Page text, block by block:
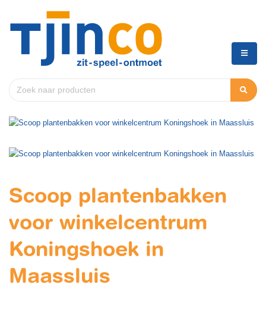
Scoop plantenbakken
voor winkelcentrum
Koningshoek in
Maassluis